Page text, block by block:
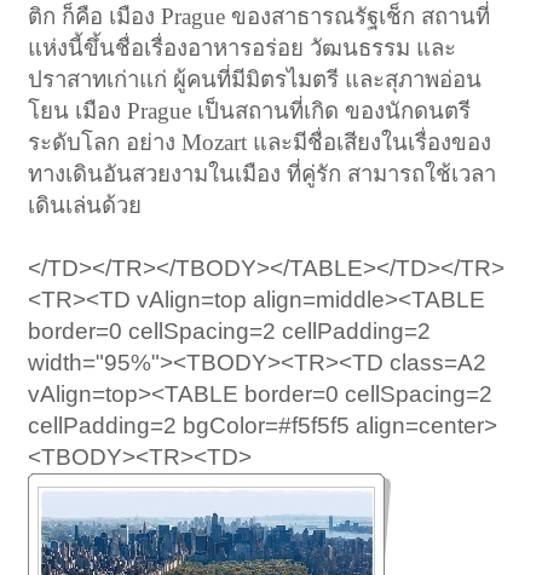
ติก ก็คือ เมือง Prague ของสาธารณรัฐเช็ก สถานที่
แห่งนี้ขึ้นชื่อเรื่องอาหารอร่อย วัฒนธรรม และ
ปราสาทเก่าแก่ ผู้คนที่มีมิตรไมตรี และสุภาพอ่อน
โยน เมือง Prague เป็นสถานที่เกิด ของนักดนตรี
ระดับโลก อย่าง Mozart และมีชื่อเสียงในเรื่องของ
ทางเดินอันสวยงามในเมือง ที่คู่รัก สามารถใช้เวลา
เดินเล่นด้วย
</TD></TR></TBODY></TABLE></TD></TR>
<TR><TD vAlign=top align=middle><TABLE
border=0 cellSpacing=2 cellPadding=2
width="95%"><TBODY><TR><TD class=A2
vAlign=top><TABLE border=0 cellSpacing=2
cellPadding=2 bgColor=#f5f5f5 align=center>
<TBODY><TR><TD>